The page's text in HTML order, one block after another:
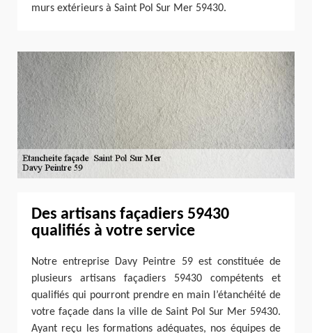
murs extérieurs à Saint Pol Sur Mer 59430.
Des artisans façadiers 59430
qualifiés à votre service
Notre entreprise Davy Peintre 59 est constituée de
plusieurs artisans façadiers 59430 compétents et
qualifiés qui pourront prendre en main l’étanchéité de
votre façade dans la ville de Saint Pol Sur Mer 59430.
Ayant reçu les formations adéquates, nos équipes de